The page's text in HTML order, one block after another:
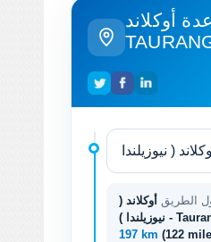
أوكلاند -
الطريق أوكلاند (
197 km (122